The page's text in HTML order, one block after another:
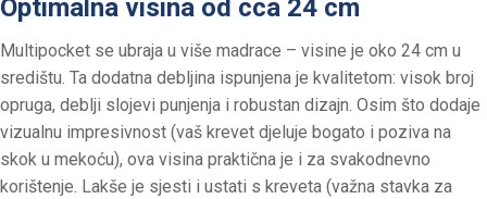
Optimalna visina od cca 24 cm
Multipocket se ubraja u više madrace – visine je oko 24 cm u
središtu. Ta dodatna debljina ispunjena je kvalitetom: visok broj
opruga, deblji slojevi punjenja i robustan dizajn. Osim što dodaje
vizualnu impresivnost (vaš krevet djeluje bogato i poziva na
skok u mekoću), ova visina praktična je i za svakodnevno
korištenje. Lakše je sjesti i ustati s kreveta (važna stavka za